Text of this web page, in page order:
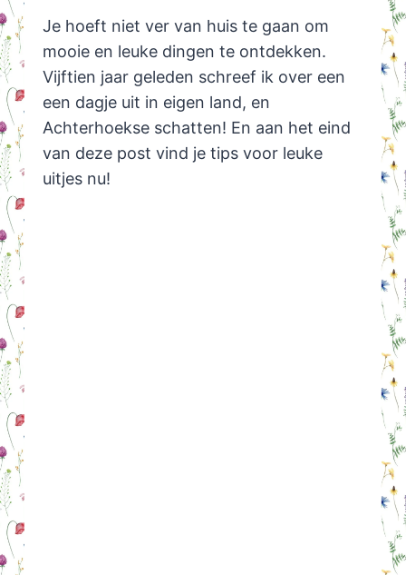
Je hoeft niet ver van huis te gaan om
mooie en leuke dingen te ontdekken.
Vijftien jaar geleden schreef ik over een
een dagje uit in eigen land, en
Achterhoekse schatten! En aan het eind
van deze post vind je tips voor leuke
uitjes nu!